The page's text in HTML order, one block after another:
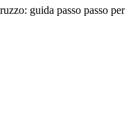
guida passo passo per